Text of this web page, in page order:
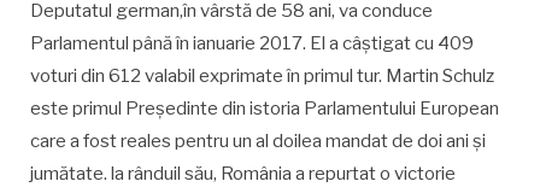
Deputatul german,în vârstă de 58 ani, va conduce
Parlamentul până în ianuarie 2017. El a câştigat cu 409
voturi din 612 valabil exprimate în primul tur. Martin Schulz
este primul Preşedinte din istoria Parlamentului European
care a fost reales pentru un al doilea mandat de doi ani şi
jumătate. la rânduil său, România a repurtat o victorie